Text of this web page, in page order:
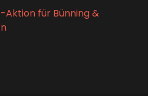
Aktion für Bünning &